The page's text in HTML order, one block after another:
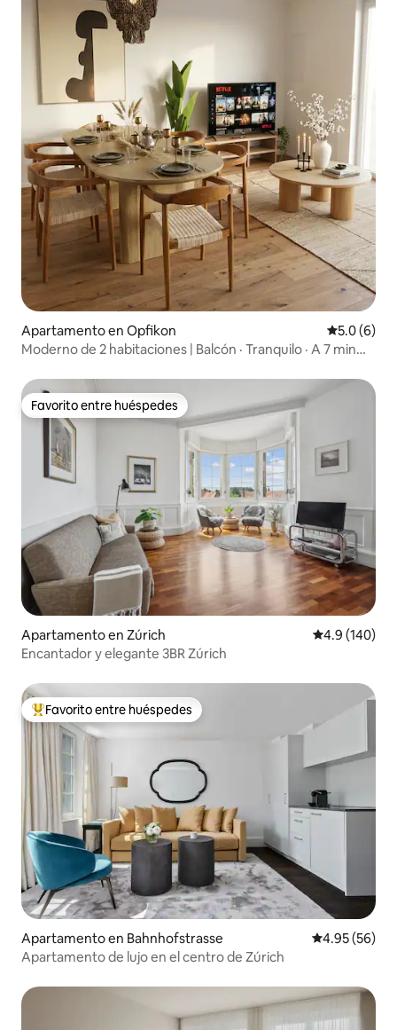
Apartamento en Opfikon
5.0 (6)
Moderno de 2 habitaciones | Balcón · Tranquilo · A 7 min
Favorito entre huéspedes
Favorito entre huéspedes
Apartamento en Zúrich Calificación
4.9 (140)
Encantador y elegante 3BR Zúrich
Favorito entre huéspedes preferido
Favorito entre huéspedes
Apartamento en Bahnhofstrasse Calificación
4.95 (56)
Apartamento de lujo en el centro de Zúrich